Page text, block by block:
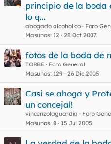
principio de la boda
lo q...
abogado alcoholico
Foro
Masunos 12 28 Oct 2007
fotos de la boda de
TORBE
Foro General
Masunos 129 26 Dic 2005
Casi se ahoga y
un concejal!
vincenzolaguardia
Foro
Masunos 8 15 Jul 2005